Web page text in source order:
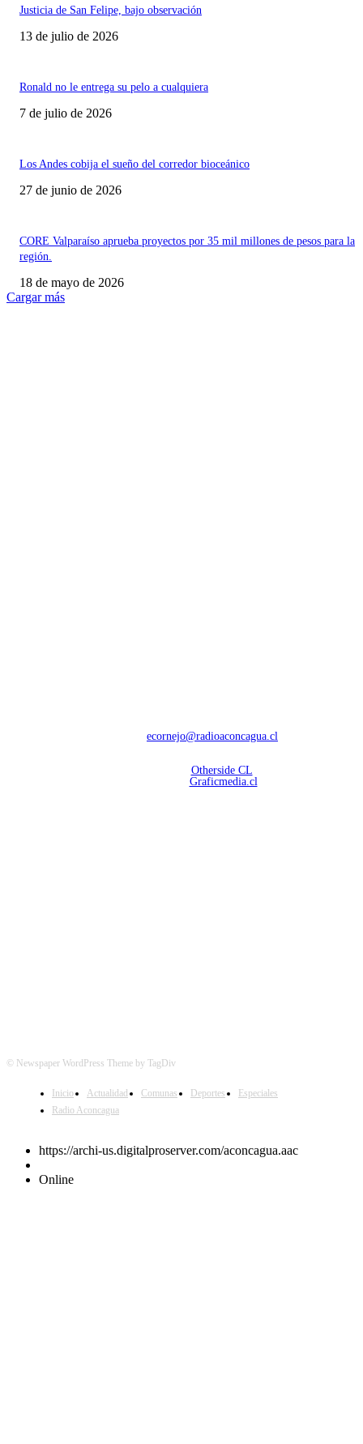
Justicia de San Felipe, bajo observación
13 de julio de 2026
Ronald no le entrega su pelo a cualquiera
7 de julio de 2026
Los Andes cobija el sueño del corredor bioceánico
27 de junio de 2026
CORE Valparaíso aprueba proyectos por 35 mil millones de pesos para la
región.
18 de mayo de 2026
Cargar más
ecornejo@radioaconcagua.cl
Otherside CL
Graficmedia.cl
© Newspaper WordPress Theme by TagDiv
Inicio Actualidad Comunas Deportes
Especiales
Radio Aconcagua
https://archi-us.digitalproserver.com/aconcagua.aac
Online